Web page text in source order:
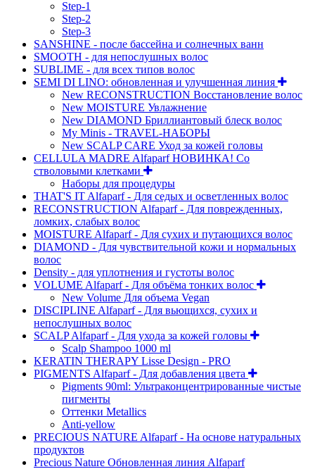
Step-1
Step-2
Step-3
SANSHINE - после бассейна и солнечных ванн
SMOOTH - для непослушных волос
SUBLIME - для всех типов волос
SEMI DI LINO: обновленная и улучшенная линия
New RECONSTRUCTION Восстановление волос
New MOISTURE Увлажнение
New DIAMOND Бриллиантовый блеск волос
My Minis - TRAVEL-НАБОРЫ
New SCALP CARE Уход за кожей головы
CELLULA MADRE Alfaparf НОВИНКА! Со
стволовыми клетками
Наборы для процедуры
THAT'S IT Alfaparf - Для седых и осветленных волос
RECONSTRUCTION Alfaparf - Для поврежденных,
ломких, слабых волос
MOISTURE Alfaparf - Для сухих и путающихся волос
DIAMOND - Для чувствительной кожи и нормальных
волос
Density - для уплотнения и густоты волос
VOLUME Alfaparf - Для объёма тонких волос
New Volume Для объема Vegan
DISCIPLINE Alfaparf - Для вьющихся, сухих и
непослушных волос
SCALP Alfaparf - Для ухода за кожей головы
Scalp Shampoo 1000 ml
KERATIN THERAPY Lisse Design - PRO
PIGMENTS Alfaparf - Для добавления цвета
Pigments 90ml: Ультраконцентрированные чистые
пигменты
Оттенки Metallics
Anti-yellow
PRECIOUS NATURE Alfaparf - На основе натуральных
продуктов
Precious Nature Обновленная линия Alfaparf